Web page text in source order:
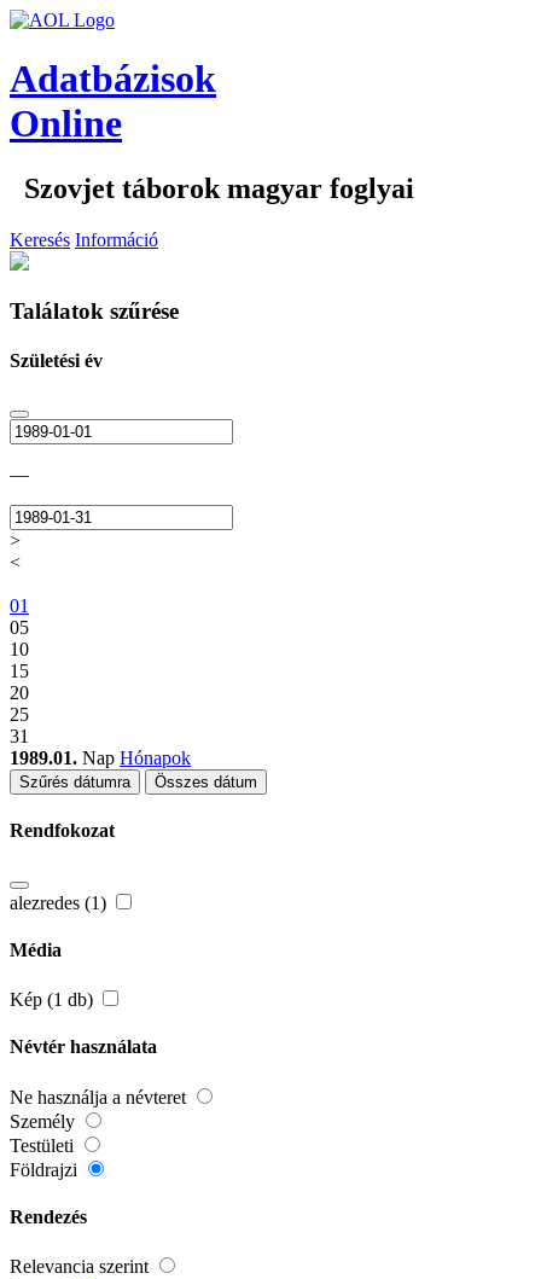
Adatbázisok
Online
Szovjet táborok magyar foglyai
Keresés Információ
Találatok szűrése
Születési év
—
>
<
01
05
10
15
20
25
31
1989.01. Nap Hónapok
Szűrés dátumra Összes dátum
Rendfokozat
alezredes (1)
Média
Kép (1 db)
Névtér használata
Ne használja a névteret
Személy
Testületi
Földrajzi
Rendezés
Relevancia szerint